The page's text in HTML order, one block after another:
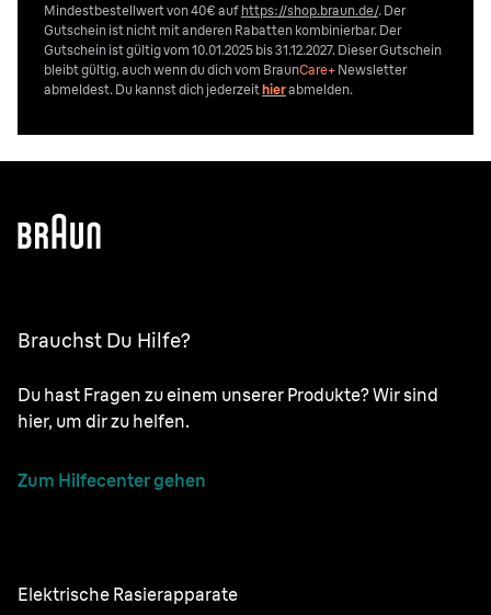
Mindestbestellwert von 40€ auf https://shop.braun.de/. Der
Gutschein ist nicht mit anderen Rabatten kombinierbar. Der
Gutschein ist gültig vom 10.01.2025 bis 31.12.2027. Dieser Gutschein
bleibt gültig, auch wenn du dich vom BraunCare+ Newsletter
abmeldest. Du kannst dich jederzeithierabmelden.
Brauchst Du Hilfe?
Du hast Fragen zu einem unserer Produkte? Wir sind
hier, um dir zu helfen.
Zum Hilfecenter gehen
Elektrische Rasierapparate